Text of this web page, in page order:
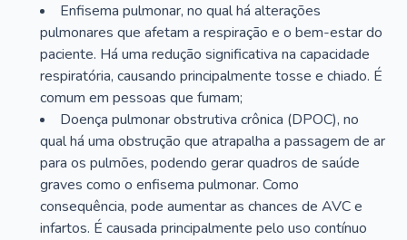
Enfisema pulmonar, no qual há alterações
pulmonares que afetam a respiração e o bem-estar do
paciente. Há uma redução significativa na capacidade
respiratória, causando principalmente tosse e chiado. É
comum em pessoas que fumam;
Doença pulmonar obstrutiva crônica (DPOC), no
qual há uma obstrução que atrapalha a passagem de ar
para os pulmões, podendo gerar quadros de saúde
graves como o enfisema pulmonar. Como
consequência, pode aumentar as chances de AVC e
infartos. É causada principalmente pelo uso contínuo